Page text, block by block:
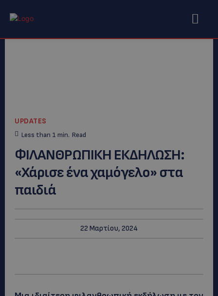
UPDATES
Less than 1 min. Read
ΦΙΛΑΝΘΡΩΠΙΚΗ ΕΚΔΗΛΩΣΗ:
«Χάρισε ένα χαμόγελο» στα
παιδιά
22 Μαρτίου, 2024